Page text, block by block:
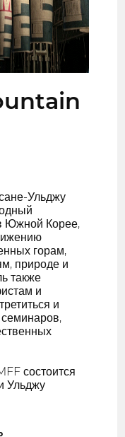
Ульджу
Южной Корее,
горам,
природе и
также
и
и
состоится
Ульджу